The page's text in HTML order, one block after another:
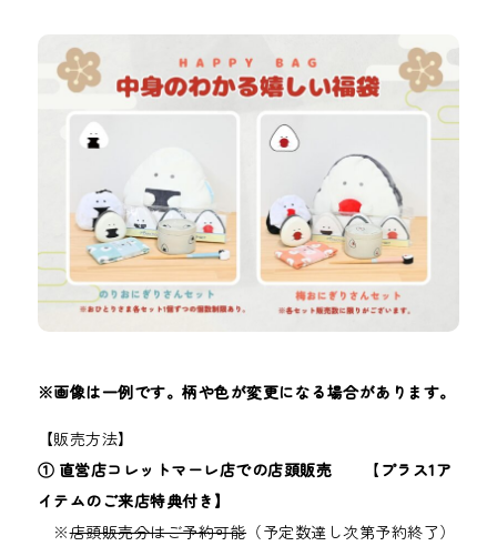
※画像は一例です。柄や色が変更になる場合があります。
【販売方法】
① 直営店コレットマーレ店での店頭販売 【 プラス1ア
イテムのご来店特典付き】
※店頭販売分はご予約可能 （予定数達し次第予約終了）